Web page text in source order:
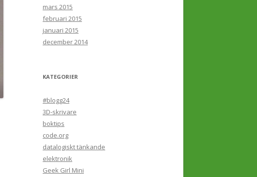
mars 2015
februari 2015
januari 2015
december 2014
KATEGORIER
#blogg24
3D-skrivare
boktips
code.org
datalogiskt tänkande
elektronik
Geek Girl Mini